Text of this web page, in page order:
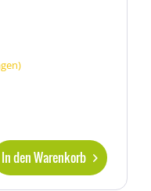
In den Warenkorb